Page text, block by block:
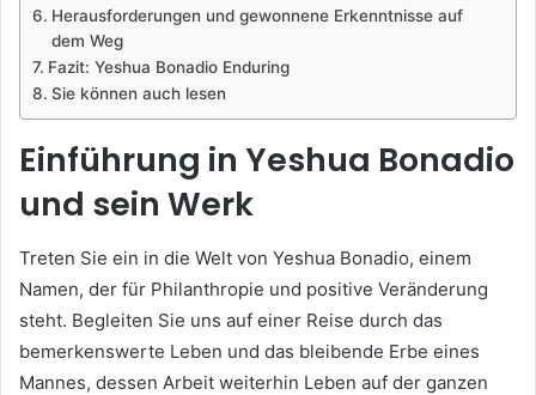
Herausforderungen und gewonnene Erkenntnisse auf
dem Weg
Fazit: Yeshua Bonadio Enduring
Sie können auch lesen
Einführung in Yeshua Bonadio
und sein Werk
Treten Sie ein in die Welt von Yeshua Bonadio, einem
Namen, der für Philanthropie und positive Veränderung
steht. Begleiten Sie uns auf einer Reise durch das
bemerkenswerte Leben und das bleibende Erbe eines
Mannes, dessen Arbeit weiterhin Leben auf der ganzen